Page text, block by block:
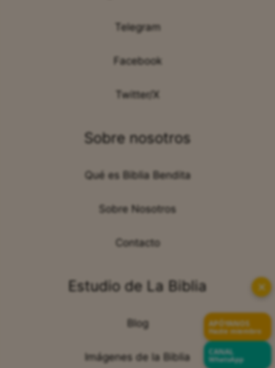
Telegram
Facebook
Twitter/X
Sobre nosotros
Qué es Biblia Bendita
Sobre Nosotros
Contacto
Estudio de La Biblia
Blog
Imágenes de la Biblia
✕
APÓYANOS
Hazte miembro
CANAL
WhatsApp